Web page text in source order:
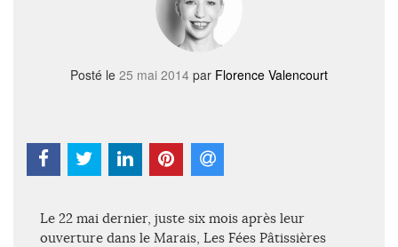
Posté le 25 mai 2014 par Florence Valencourt
Le 22 mai dernier, juste six mois après leur
ouverture dans le Marais, Les Fées Pâtissières